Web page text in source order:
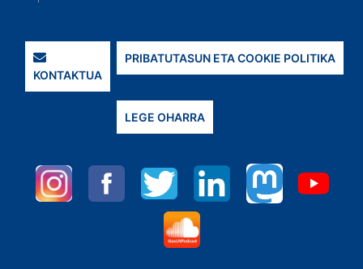
KONTAKTUA
PRIBATUTASUN ETA COOKIE POLITIKA
LEGE OHARRA